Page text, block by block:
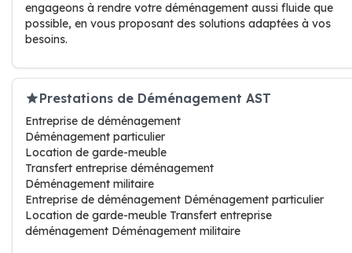
engageons à rendre votre déménagement aussi fluide que
possible, en vous proposant des solutions adaptées à vos
besoins.
Prestations de Déménagement AST
Entreprise de déménagement
Déménagement particulier
Location de garde-meuble
Transfert entreprise déménagement
Déménagement militaire
Entreprise de déménagement Déménagement particulier
Location de garde-meuble Transfert entreprise
déménagement Déménagement militaire